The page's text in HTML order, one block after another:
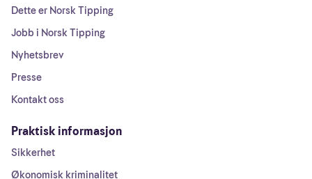
Dette er Norsk Tipping
Jobb i Norsk Tipping
Nyhetsbrev
Presse
Kontakt oss
Praktisk informasjon
Sikkerhet
Økonomisk kriminalitet